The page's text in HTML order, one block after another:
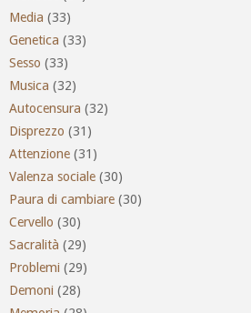
Media (33)
Genetica (33)
Sesso (33)
Musica (32)
Autocensura (32)
Disprezzo (31)
Attenzione (31)
Valenza sociale (30)
Paura di cambiare (30)
Cervello (30)
Sacralità (29)
Problemi (29)
Demoni (28)